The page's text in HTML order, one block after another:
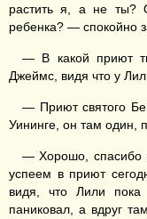
растить я, а не ты?
ребенка? — спокойно
— В какой приют
Джеймс, видя что у
— Приют святого
Уининге, он там один,
— Хорошо, спасибо
успеем в приют
видя, что Лили
паниковал, а вдруг